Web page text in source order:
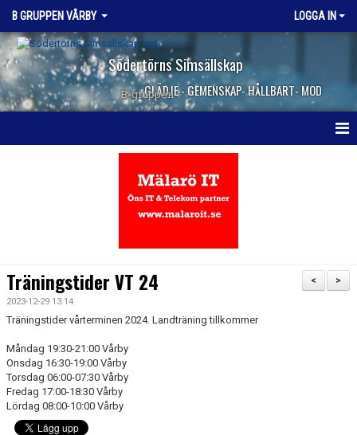
B GRUPPEN VÅRBY LOGGA IN
Södertörns Simsällskap
GLÄDJE - GEMENSKAP- HÅLLBART- MOD
B-gruppen
KONTAKT
>
<
Träningstider VT 24
2023-12-29 13:14
Träningstider vårterminen 2024. Landträning tillkommer
Måndag 19:30-21:00 Vårby
Onsdag 16:30-19:00 Vårby
Torsdag 06:00-07:30 Vårby
Fredag 17:00-18:30 Vårby
Lördag 08:00-10:00 Vårby